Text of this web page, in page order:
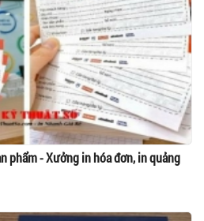
phẩm - Xưởng in hóa đơn, in quảng